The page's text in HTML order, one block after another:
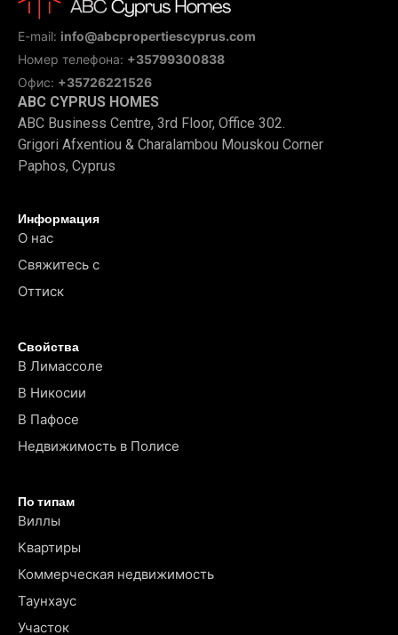
E-mail: info@abcpropertiescyprus.com
Номер телефона: +35799300838
Офис: +35726221526
ABC CYPRUS HOMES
ABC Business Centre, 3rd Floor, Office 302.
Grigori Afxentiou & Charalambou Mouskou Corner
Paphos, Cyprus
Информация
О нас
Свяжитесь с
Оттиск
Свойства
В Лимассоле
В Никосии
В Пафосе
Недвижимость в Полисе
По типам
Виллы
Квартиры
Коммерческая недвижимость
Таунхаус
Участок